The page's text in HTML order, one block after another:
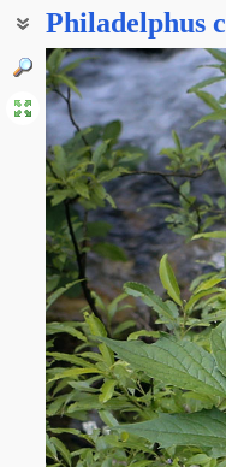
Philadelphus